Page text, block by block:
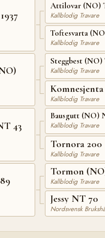
43
Attilovar (NO)
Kallblodig Travare
Toftesvarta
Kallblodig Travare
Steggbest (NO)
Kallblodig Travare
Kallblodig Travare
Bausgutt (NO)
Kallblodig Travare
Tornora 200
Kallblodig Travare
Tormon
Kallblodig Travare
Jessy NT 70
Nordsvensk